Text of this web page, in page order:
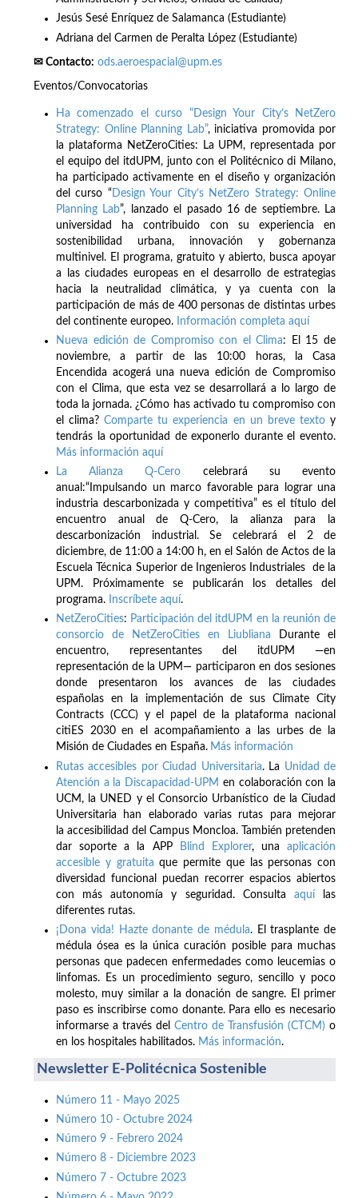
Jesús Sesé Enríquez de Salamanca (Estudiante)
Adriana del Carmen de Peralta López (Estudiante)
✉ Contacto: ods.aeroespacial@upm.es
Eventos/Convocatorias
Ha comenzado el curso “Design Your City’s NetZero
Strategy: Online Planning Lab”, iniciativa promovida por
la plataforma NetZeroCities: La UPM, representada por
el equipo del itdUPM, junto con el Politécnico di Milano,
ha participado activamente en el diseño y organización
del curso “Design Your City’s NetZero Strategy: Online
Planning Lab”, lanzado el pasado 16 de septiembre. La
universidad ha contribuido con su experiencia en
sostenibilidad urbana, innovación y gobernanza
multinivel. El programa, gratuito y abierto, busca apoyar
a las ciudades europeas en el desarrollo de estrategias
hacia la neutralidad climática, y ya cuenta con la
participación de más de 400 personas de distintas urbes
del continente europeo.
Información completa aquí
Nueva edición de Compromiso con el Clima: El 15 de
noviembre, a partir de las 10:00 horas, la Casa
Encendida acogerá una nueva edición de Compromiso
con el Clima, que esta vez se desarrollará a lo largo de
toda la jornada. ¿Cómo has activado tu compromiso con
el clima?Comparte tu experiencia en un breve textoy
tendrás la oportunidad de exponerlo durante el evento.
Más información aquí
La Alianza Q-Cero celebrará su evento
anual:“Impulsando un marco favorable para lograr una
industria descarbonizada y competitiva” es el título del
encuentro anual de Q-Cero, la alianza para la
descarbonización industrial. Se celebrará el 2 de
diciembre, de 11:00 a 14:00 h, en el Salón de Actos de la
Escuela Técnica Superior de Ingenieros Industriales de la
UPM. Próximamente se publicarán los detalles del
programa.
Inscríbete aquí.
NetZeroCities: Participación del itdUPM en la reunión de
consorcio de NetZeroCities en Liubliana Durante el
encuentro, representantes del itdUPM —en
representación de la UPM— participaron en dos sesiones
donde presentaron los avances de las ciudades
españolas en la implementación de sus Climate City
Contracts (CCC) y el papel de la plataforma nacional
citiES 2030 en el acompañamiento a las urbes de la
Misión de Ciudades en España. Más información
Rutas accesibles por Ciudad Universitaria. La Unidad de
Atención a la Discapacidad-UPM en colaboración con la
UCM, la UNED y el Consorcio Urbanístico de la Ciudad
Universitaria han elaborado varias rutas para mejorar
la accesibilidad del Campus Moncloa. También pretenden
dar soporte a la APP
Blind Explorer, una aplicación
accesible y gratuita que permite que las personas con
diversidad funcional puedan recorrer espacios abiertos
con más autonomía y seguridad. Consulta aquílas
diferentes rutas.
¡Dona vida! Hazte donante de médula. El trasplante de
médula ósea es la única curación posible para muchas
personas que padecen enfermedades como leucemias o
linfomas. Es un procedimiento seguro, sencillo y poco
molesto, muy similar a la donación de sangre. El primer
paso es inscribirse como donante. Para ello es necesario
informarse a través del Centro de Transfusión (CTCM) o
en los hospitales habilitados. Más información.
Newsletter E-Politécnica Sostenible
Número 11 - Mayo 2025
Número 10 - Octubre 2024
Número 9 - Febrero 2024
Número 8 - Diciembre 2023
Número 7 - Octubre 2023